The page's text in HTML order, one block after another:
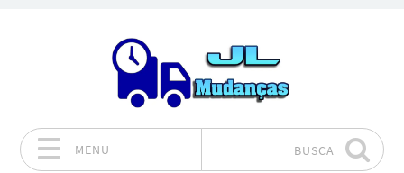
MENU BUSCA